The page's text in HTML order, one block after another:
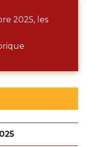
2025, les